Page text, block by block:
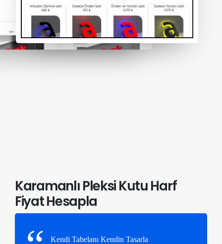
Karamanlı Pleksi Kutu Harf
Fiyat Hesapla
Kendi Tabelanı Kendin Tasarla